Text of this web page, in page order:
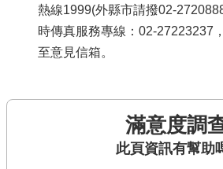
熱線1999(外縣市請撥02-
時傳真服務專線：02-27223237
至意見信箱。
滿意度調
此頁資訊有幫助